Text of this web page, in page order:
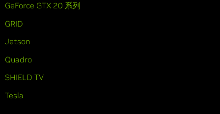
GeForce GTX 20 系列
GRID
Jetson
Quadro
SHIELD TV
Tesla